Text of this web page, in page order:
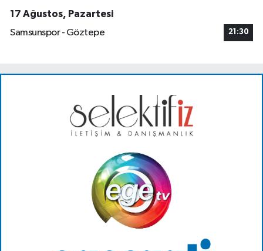
17 Ağustos, Pazartesi
Samsunspor - Göztepe
21:30